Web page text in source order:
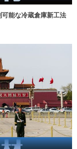
可能な冷蔵倉庫新工法